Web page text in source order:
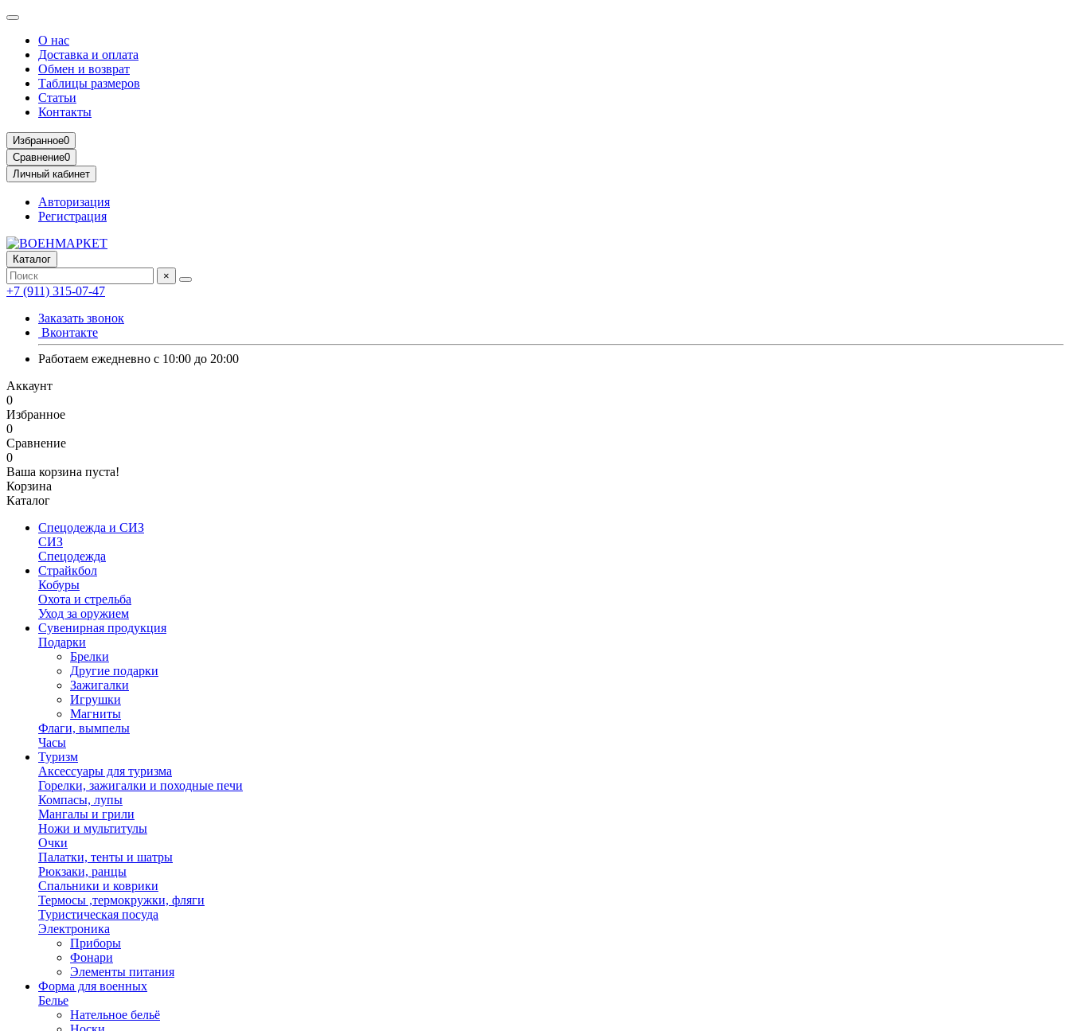
О нас
Доставка и оплата
Обмен и возврат
Таблицы размеров
Статьи
Контакты
Избранное0
Сравнение0
Личный кабинет
Авторизация
Регистрация
Каталог
×
+7 (911) 315-07-47
Заказать звонок
Вконтакте
Работаем ежедневно с 10:00 до 20:00
Аккаунт
0
Избранное
0
Сравнение
0
Ваша корзина пуста!
Корзина
Каталог
Спецодежда и СИЗ
СИЗ
Спецодежда
Страйкбол
Кобуры
Охота и стрельба
Уход за оружием
Сувенирная продукция
Подарки
Брелки
Другие подарки
Зажигалки
Игрушки
Магниты
Флаги, вымпелы
Часы
Туризм
Аксессуары для туризма
Горелки, зажигалки и походные печи
Компасы, лупы
Мангалы и грили
Ножи и мультитулы
Очки
Палатки, тенты и шатры
Рюкзаки, ранцы
Спальники и коврики
Термосы ,термокружки, фляги
Туристическая посуда
Электроника
Приборы
Фонари
Элементы питания
Форма для военных
Белье
Нательное бельё